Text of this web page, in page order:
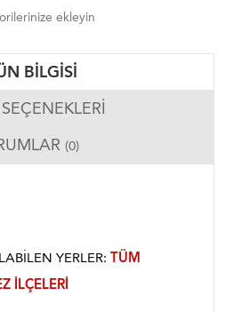
ekleyin
BILGISI
(0)
YERLER: TÜM
ILÇELERI